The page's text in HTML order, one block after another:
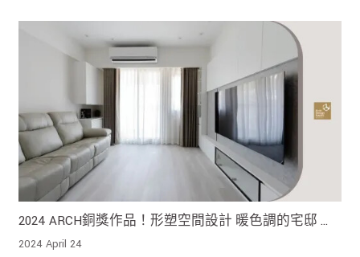
2024 ARCH銅獎作品！形塑空間設計 暖色調的宅邸 正
如缶是釀酒的容器一般
2024 April 24